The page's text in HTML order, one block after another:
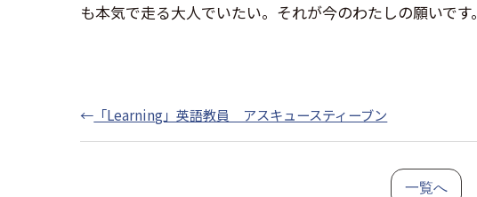
も本気で走る大人でいたい。 それが今のわたしの願いです。
← 「Learning」英語教員 アスキュースティーブン
一覧へ